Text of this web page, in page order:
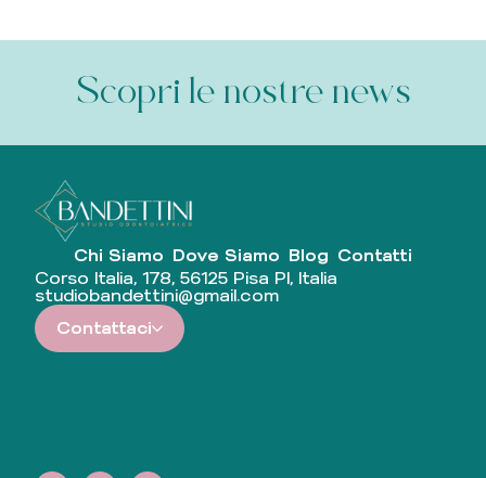
Scopri le nostre news
Chi Siamo Dove Siamo Blog Contatti
Corso Italia, 178, 56125 Pisa PI, Italia
studiobandettini@gmail.com
Contattaci